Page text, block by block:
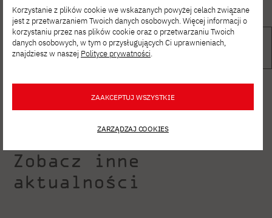
Zobacz inne
aktualności
Korzystanie z plików cookie we wskazanych powyżej celach związane
jest z przetwarzaniem Twoich danych osobowych. Więcej informacji o
korzystaniu przez nas plików cookie oraz o przetwarzaniu Twoich
danych osobowych, w tym o przysługujących Ci uprawnieniach,
znajdziesz w naszej Polityce prywatności.
ZAAKCEPTUJ WSZYSTKIE
ZARZĄDZAJ COOKIES